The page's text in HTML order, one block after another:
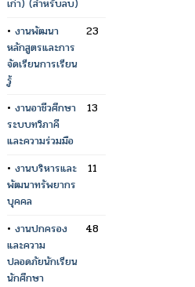
เก่า) (สำหรับลบ)
• งานพัฒนา
หลักสูตรและการ
จัดเรียนการเรียน
รู้
23
• งานอาชีวศึกษา
ระบบทวิภาคี
และความร่วมมือ
13
• งานบริหารและ
พัฒนาทรัพยากร
บุคคล
11
• งานปกครอง
และความ
ปลอดภัยนักเรียน
นักศึกษา
48